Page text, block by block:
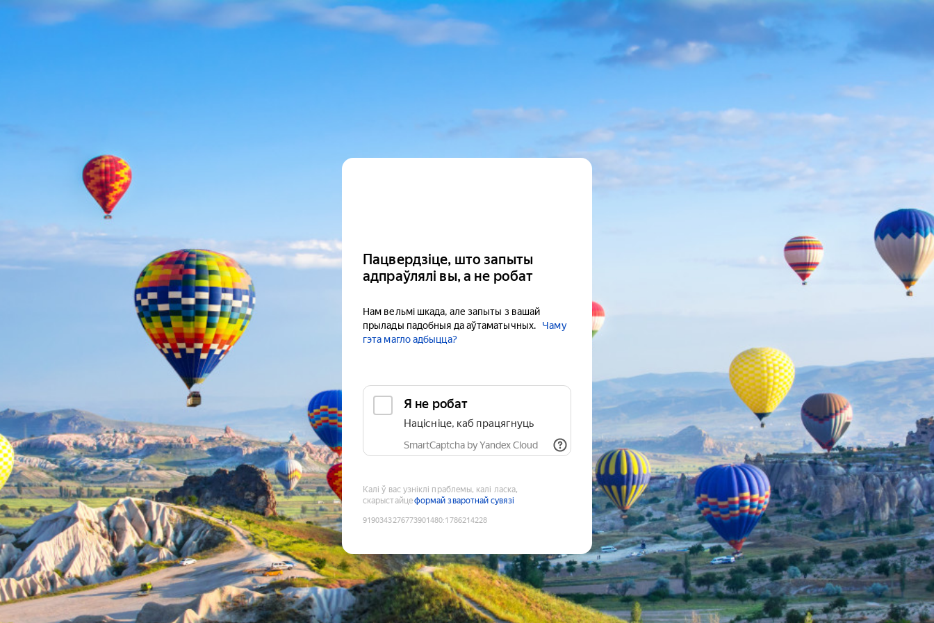
Пацвердзіце, што запыты
адпраўлялі вы, а не робат
Нам вельмі шкада, але запыты з вашай
прылады падобныя да аўтаматычных.
Чаму
гэта магло адбыцца?
Я не робат
Націсніце, каб працягнуць
SmartCaptcha by Yandex Cloud
Калі ў вас узніклі праблемы, калі ласка,
скарыстайцеформай зваротнай сувязі
9190343276773901480:1786214228